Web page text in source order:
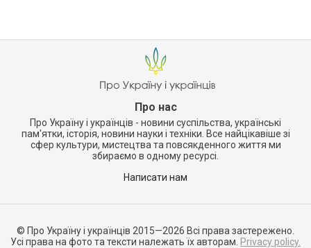
Про нас
Про Україну і українців - новини суспільства, українські
пам'ятки, історія, новини науки і техніки. Все найцікавіше зі
сфер культури, мистецтва та повсякденного життя ми
збираємо в одному ресурсі.
Написати нам
© Про Україну і українців 2015—2026 Всі права застережено.
Усі права на фото та тексти належать їх авторам. Privacy policy.